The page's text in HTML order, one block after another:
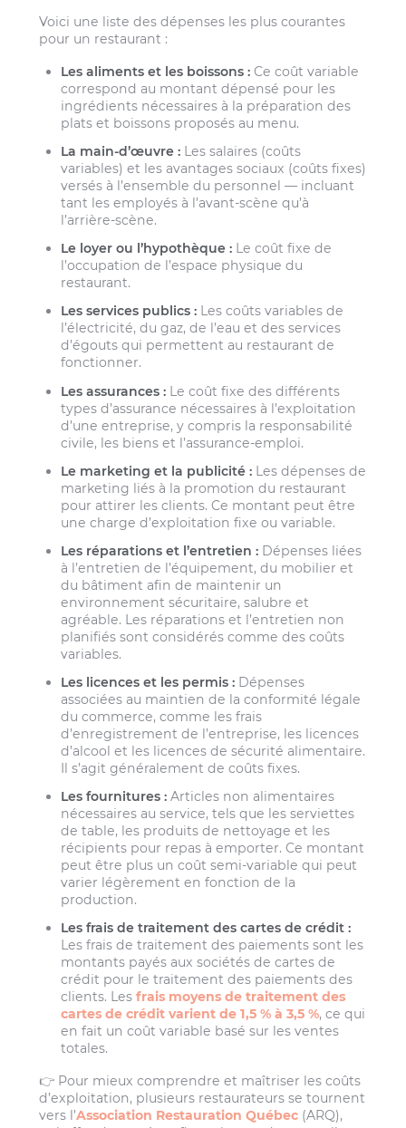
Voici une liste des dépenses les plus courantes
pour un restaurant :
Les aliments et les boissons : Ce coût variable
correspond au montant dépensé pour les
ingrédients nécessaires à la préparation des
plats et boissons proposés au menu.
La main-d’œuvre : Les salaires (coûts
variables) et les avantages sociaux (coûts fixes)
versés à l’ensemble du personnel — incluant
tant les employés à l’avant-scène qu’à
l’arrière-scène.
Le loyer ou l’hypothèque : Le coût fixe de
l’occupation de l’espace physique du
restaurant.
Les services publics : Les coûts variables de
l’électricité, du gaz, de l’eau et des services
d’égouts qui permettent au restaurant de
fonctionner.
Les assurances : Le coût fixe des différents
types d’assurance nécessaires à l’exploitation
d’une entreprise, y compris la responsabilité
civile, les biens et l’assurance-emploi.
Le marketing et la publicité : Les dépenses de
marketing liés à la promotion du restaurant
pour attirer les clients. Ce montant peut être
une charge d’exploitation fixe ou variable.
Les réparations et l’entretien : Dépenses liées
à l’entretien de l’équipement, du mobilier et
du bâtiment afin de maintenir un
environnement sécuritaire, salubre et
agréable. Les réparations et l’entretien non
planifiés sont considérés comme des coûts
variables.
Les licences et les permis : Dépenses
associées au maintien de la conformité légale
du commerce, comme les frais
d’enregistrement de l’entreprise, les licences
d’alcool et les licences de sécurité alimentaire.
Il s’agit généralement de coûts fixes.
Les fournitures : Articles non alimentaires
nécessaires au service, tels que les serviettes
de table, les produits de nettoyage et les
récipients pour repas à emporter. Ce montant
peut être plus un coût semi-variable qui peut
varier légèrement en fonction de la
production.
Les frais de traitement des cartes de crédit :
Les frais de traitement des paiements sont les
montants payés aux sociétés de cartes de
crédit pour le traitement des paiements des
clients. Lesfrais moyens de traitement des
cartes de crédit varient de 1,5 % à 3,5 %, ce qui
en fait un coût variable basé sur les ventes
totales.
👉 Pour mieux comprendre et maîtriser les coûts
d’exploitation, plusieurs restaurateurs se tournent
vers l’Association Restauration Québec (ARQ),